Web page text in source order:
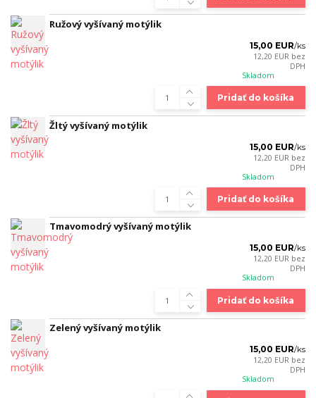
Ružový vyšívaný motýlik
15,00 EUR/ks
12,20 EUR bez
DPH
Skladom
Pridať do košíka
Žltý vyšívaný motýlik
15,00 EUR/ks
12,20 EUR bez
DPH
Skladom
Pridať do košíka
Tmavomodrý vyšívaný motýlik
15,00 EUR/ks
12,20 EUR bez
DPH
Skladom
Pridať do košíka
Zelený vyšívaný motýlik
15,00 EUR/ks
12,20 EUR bez
DPH
Skladom